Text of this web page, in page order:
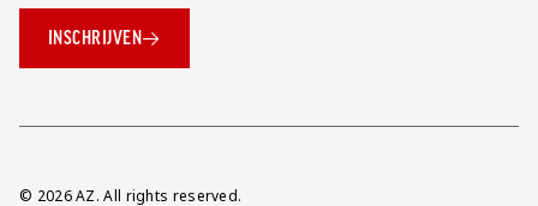
INSCHRIJVEN
Overig
© 2026 AZ. All rights reserved.